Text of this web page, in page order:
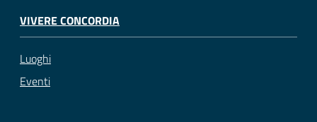
VIVERE CONCORDIA
Luoghi
Eventi